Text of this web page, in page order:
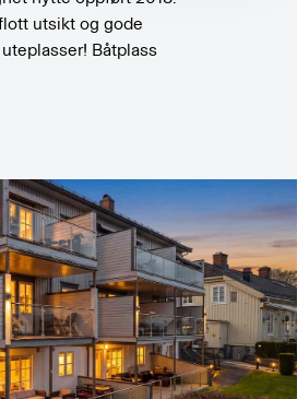
utsikt og gode
Båtplass